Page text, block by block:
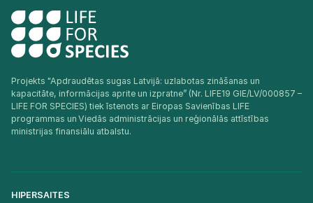
Projekts "Apdraudētas sugas Latvijā: uzlabotas zināšanas un
kapacitāte, informācijas aprite un izpratne” (Nr. LIFE19 GIE/LV/000857 –
LIFE FOR SPECIES) tiek īstenots ar Eiropas Savienības LIFE
programmas un Viedās administrācijas un reģionālās attīstības
ministrijas finansiālu atbalstu.​
HIPERSAITES